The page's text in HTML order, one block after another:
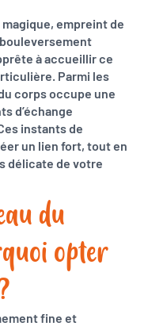
magique, empreint de
à accueillir ce
Parmi les
corps occupe une
d’échange
instants de
un lien fort, tout en
délicate de votre
du
opter
fine et